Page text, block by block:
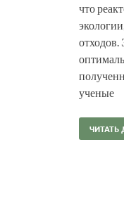
что
отходов.
ученые
ЧИТАТЬ